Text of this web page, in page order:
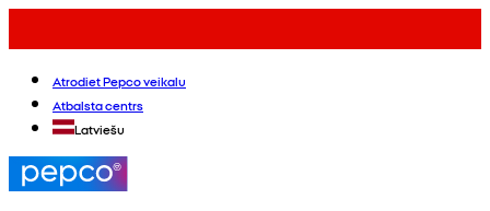
Atrodiet Pepco veikalu
Atbalsta centrs
Latviešu